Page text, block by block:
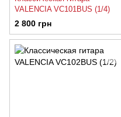
VALENCIA VC101BUS (1/4)
2 800 грн